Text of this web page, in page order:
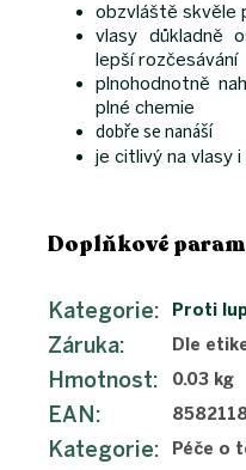
obzvláště skvěle
vlasy důkladně
lepší rozčesávání
plnohodnotně
plné chemie
dobře se nanáší
je citlivý na vlasy
Doplňkové
Kategorie: Proti
Záruka: Dle
Hmotnost: 0.03 kg
EAN:
Kategorie: Péče o